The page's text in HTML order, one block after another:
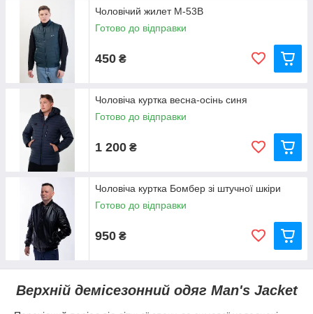
Чоловічий жилет M-53B
Готово до відправки
450 ₴
Чоловіча куртка весна-осінь синя
Готово до відправки
1 200 ₴
Чоловіча куртка Бомбер зі штучної шкіри
Готово до відправки
950 ₴
Верхній демісезонний одяг Man's Jacket